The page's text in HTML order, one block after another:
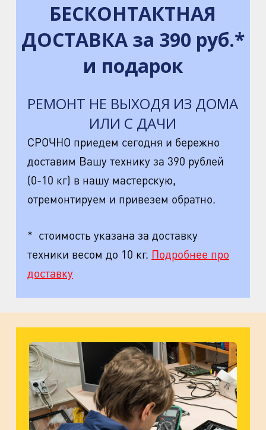
БЕСКОНТАКТНАЯ
ДОСТАВКА за 390 руб.*
и подарок
РЕМОНТ НЕ ВЫХОДЯ ИЗ ДОМА
ИЛИ С ДАЧИ
СРОЧНО приедем сегодня и бережно
доставим Вашу технику за 390 рублей
(0-10 кг) в нашу мастерскую,
отремонтируем и привезем обратно.
* стоимость указана за доставку
техники весом до 10 кг. Подробнее про
доставку